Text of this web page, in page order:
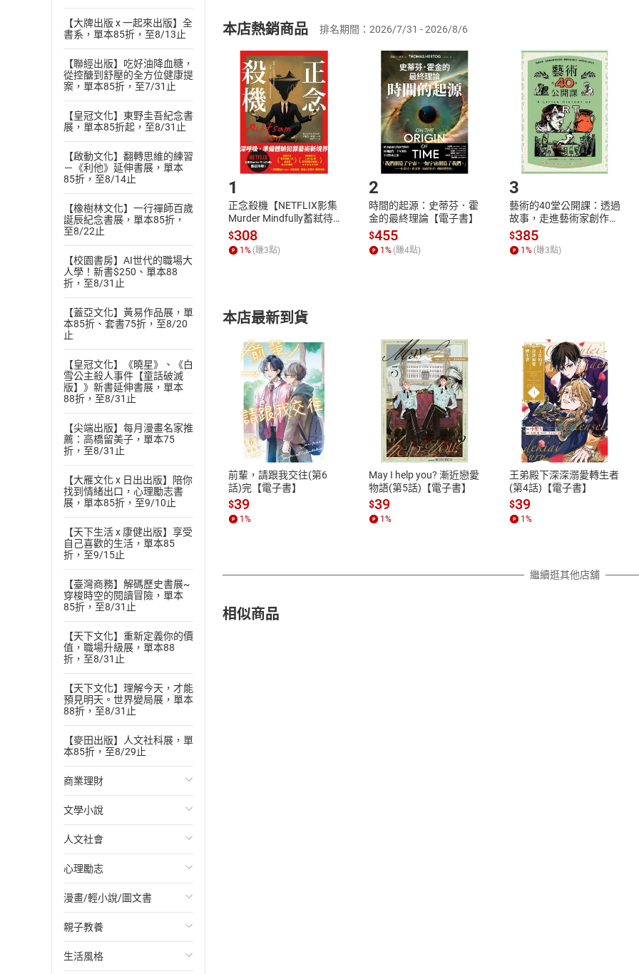
【大牌出版 x 一起來出版】全
書系，單本85折，至8/13止
【聯經出版】吃好油降血糖，
從控醣到舒壓的全方位健康提
案，單本85折，至7/31止
【皇冠文化】東野圭吾紀念書
展，單本85折起，至8/31止
【啟動文化】翻轉思維的練習
－《利他》延伸書展，單本
85折，至8/14止
【橡樹林文化】一行禪師百歲
誕辰紀念書展，單本85折，
至8/22止
【校園書房】AI世代的職場大
人學！新書$250、單本88
折，至8/31止
【蓋亞文化】黃易作品展，單
本85折、套書75折，至8/20
止
【皇冠文化】《曉星》、《白
雪公主殺人事件【童話破滅
版】》新書延伸書展，單本
88折，至8/31止
【尖端出版】每月漫畫名家推
薦：高橋留美子，單本75
折，至8/31止
【大雁文化 x 日出出版】陪你
找到情緒出口，心理勵志書
展，單本85折，至9/10止
【天下生活 x 康健出版】享受
自己喜歡的生活，單本85
折，至9/15止
【臺灣商務】解碼歷史書展~
穿梭時空的閱讀冒險，單本
85折，至8/31止
【天下文化】重新定義你的價
值，職場升級展，單本88
折，至8/31止
【天下文化】理解今天，才能
預見明天。世界變局展，單本
88折，至8/31止
【麥田出版】人文社科展，單
本85折，至8/29止
商業理財
投資理財
經濟/趨勢
財務/金融
管理/領導
職場工作術
成功法
文學小說
歐美文學
日本文學
韓國文學
華文文學
經典文學
人文社會
國際關係
政治
社會科學
台灣/中國歷史
心理勵志
心靈成長/情緒
人際關係
兩性關係
漫畫/輕小說/圖文書
輕小說
奇幻/科幻
親子教養
教育現場
生活風格
(二)消費者訂購本店鋪之商品即代表知悉本店鋪所銷售之商品為電子書，
且已下載/存取電子書，不得請求退貨退款。
退貨方式：您欲取消訂單或辦理退貨時，請登入樂天市場，並於「我的訂單
貨」，本店鋪將依您的申請進行審核，待審核通過後將為您辦理退款事宜。
請注意，樂天市場須以整筆訂單為單位進行取消/退貨，恕無法以單支商品取
挑選商品
Choose
放入購物車
Shopping cart
登入帳號
Login
購書後，如何開始使用？
Step1.選擇閱讀載具 Step2.登入
付款方式
ATM轉帳、信用卡、LINE PAY、AFTEE
退換貨規範
本店是否提供消費者保護法七日猶
之權利，遽消費者保護法及通訊交
除權合理例外情事適用準則，依商
質各有不同規定。詳細退換貨說明
照各商品說明。
本店熱銷商品 排名期間：2026/7/31 - 2026/8/6
1
正念殺機【NETFLIX影集
Murder Mindfully蓄弒待
發】【電子書】
$308
1% (賺3點)
2
時間的起源：史蒂芬．霍
金的最終理論【電子書】
$455
1% (賺4點)
3
藝術的40堂公開課：透過
故事，走進藝術家創作現
場，看藝術如何誕生、如
何形塑人類生活【電子
書】
$385
1% (賺3點)
本店最新到貨
前輩，請跟我交往(第6
話)完【電子書】
$39
1 %
May I help you? 漸近戀愛
物語(第5話)【電子書】
$39
1 %
王弟殿下深深溺愛轉生者
(第4話)【電子書】
$39
1 %
繼續逛其他店舖
相似商品